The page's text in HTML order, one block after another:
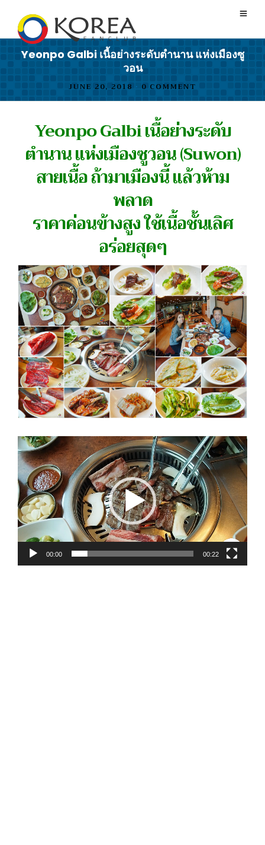
Yeonpo Galbi เนื้อย่างระดับตำนาน แห่งเมืองซู
วอน
JUNE 20, 2018 • 0 COMMENT
Yeonpo Galbi เนื้อย่างระดับ
ตำนาน แห่งเมืองซูวอน (Suwon)
สายเนื้อ ถ้ามาเมืองนี้ แล้วห้าม
พลาด
ราคาค่อนข้างสูง ใช้เนื้อชั้นเลิศ
อร่อยสุดๆ
Video
Player
00:00 00:22